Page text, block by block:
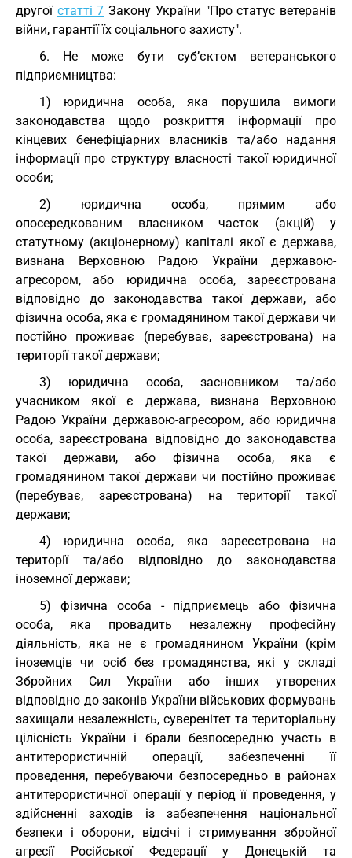
другої статті 7 Закону України "Про статус ветеранів
війни, гарантії їх соціального захисту".
6. Не може бути суб’єктом ветеранського
підприємництва:
1) юридична особа, яка порушила вимоги
законодавства щодо розкриття інформації про
кінцевих бенефіціарних власників та/або надання
інформації про структуру власності такої юридичної
особи;
2) юридична особа, прямим або
опосередкованим власником часток (акцій) у
статутному (акціонерному) капіталі якої є держава,
визнана Верховною Радою України державою-
агресором, або юридична особа, зареєстрована
відповідно до законодавства такої держави, або
фізична особа, яка є громадянином такої держави чи
постійно проживає (перебуває, зареєстрована) на
території такої держави;
3) юридична особа, засновником та/або
учасником якої є держава, визнана Верховною
Радою України державою-агресором, або юридична
особа, зареєстрована відповідно до законодавства
такої держави, або фізична особа, яка є
громадянином такої держави чи постійно проживає
(перебуває, зареєстрована) на території такої
держави;
4) юридична особа, яка зареєстрована на
території та/або відповідно до законодавства
іноземної держави;
5) фізична особа - підприємець або фізична
особа, яка провадить незалежну професійну
діяльність, яка не є громадянином України (крім
іноземців чи осіб без громадянства, які у складі
Збройних Сил України або інших утворених
відповідно до законів України військових формувань
захищали незалежність, суверенітет та територіальну
цілісність України і брали безпосередню участь в
антитерористичній операції, забезпеченні її
проведення, перебуваючи безпосередньо в районах
антитерористичної операції у період її проведення, у
здійсненні заходів із забезпечення національної
безпеки і оборони, відсічі і стримування збройної
агресії Російської Федерації у Донецькій та